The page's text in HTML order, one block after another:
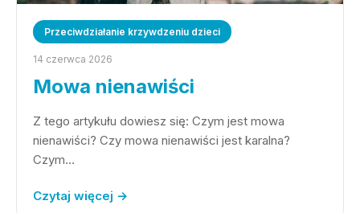
Przeciwdziałanie krzywdzeniu dzieci
14 czerwca 2026
Mowa nienawiści
Z tego artykułu dowiesz się: Czym jest mowa
nienawiści? Czy mowa nienawiści jest karalna?
Czym…
Czytaj więcej →